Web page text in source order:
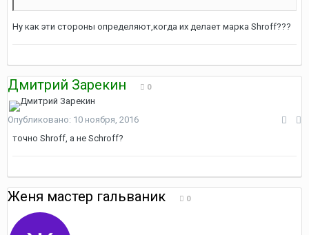
Ну как эти стороны определяют,когда их делает марка Shroff???
Дмитрий Зарекин 0
Опубликовано: 10 ноября, 2016
точно Shroff, а не Schroff?
Женя мастер гальваник 0